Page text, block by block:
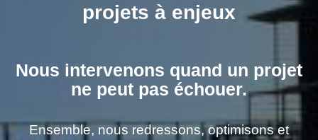
projets à enjeux
Nous intervenons quand un projet
ne peut pas échouer.
Ensemble, nous redressons, optimisons et